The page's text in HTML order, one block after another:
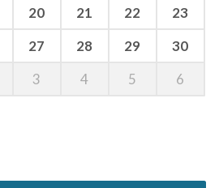
20 21 22 23
27 28 29 30
3 4 5 6